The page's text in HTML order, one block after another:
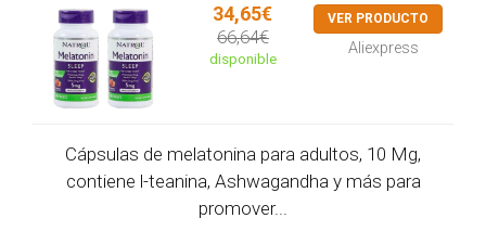
34,65€
66,64€
disponible
VER PRODUCTO
Aliexpress
Cápsulas de melatonina para adultos, 10 Mg,
contiene l-teanina, Ashwagandha y más para
promover...